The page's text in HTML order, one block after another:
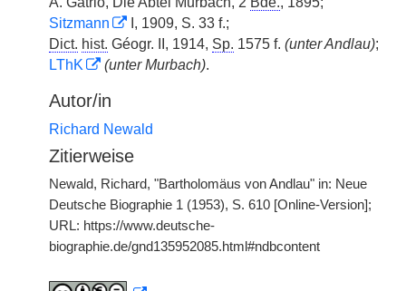
Sitzmann
I, 1909, S. 33 f.;
Dict. hist. Géogr. II, 1914, Sp. 1575 f. (unter Andlau);
LThK
(unter Murbach).
Autor/in
Richard Newald
Zitierweise
Newald, Richard, "Bartholomäus von Andlau" in: Neue
Deutsche Biographie 1 (1953), S. 610 [Online-Version];
URL: https://www.deutsche-
biographie.de/gnd135952085.html#ndbcontent